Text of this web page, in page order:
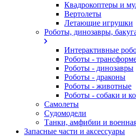
Квадрокоптеры и
Вертолеты
Летающие игрушки
Роботы, динозавры,
Интерактивные
Роботы -
Роботы - динозавры
Роботы - драконы
Роботы - животные
Роботы - собаки и
Самолеты
Судомодели
Танки, амфибии и
Запасные части и аксессуары